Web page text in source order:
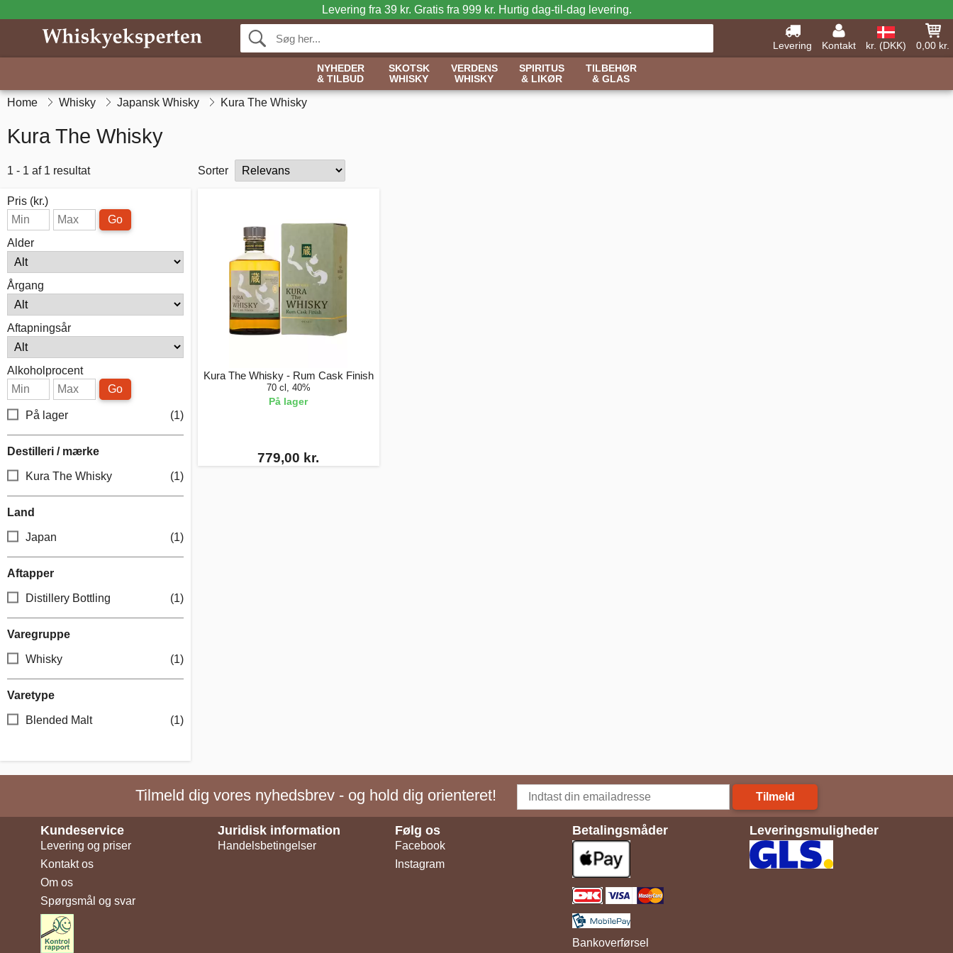
Levering fra 39 kr. Gratis fra 999 kr. Hurtig dag-til-dag levering.
Levering Kontakt kr. (DKK)
0,00 kr.
NYHEDER
& TILBUD
SKOTSK
WHISKY
VERDENS
WHISKY
SPIRITUS
& LIKØR
TILBEHØR
& GLAS
Home Whisky Japansk Whisky Kura The Whisky
Kura The Whisky
1 - 1 af 1 resultat Sorter
Pris (kr.)
Go
Alder
Årgang
Aftapningsår
Alkoholprocent
Go
På lager (1)
Destilleri / mærke
Kura The Whisky (1)
Land
Japan (1)
Aftapper
Distillery Bottling (1)
Varegruppe
Whisky (1)
Varetype
Blended Malt (1)
Kura The Whisky - Rum Cask Finish
70 cl, 40%
På lager
779,00 kr.
Tilmeld dig vores nyhedsbrev - og hold dig orienteret! Tilmeld
Kundeservice
Levering og priser
Kontakt os
Om os
Spørgsmål og svar
Juridisk information
Handelsbetingelser
Følg os
Facebook
Instagram
Betalingsmåder
Bankoverførsel
Leveringsmuligheder